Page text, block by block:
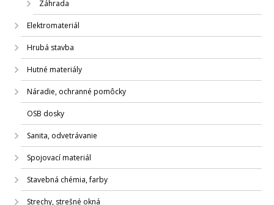
Záhrada
Elektromateriál
Hrubá stavba
Hutné materiály
Náradie, ochranné pomôcky
OSB dosky
Sanita, odvetrávanie
Spojovací materiál
Stavebná chémia, farby
Strechy, strešné okná